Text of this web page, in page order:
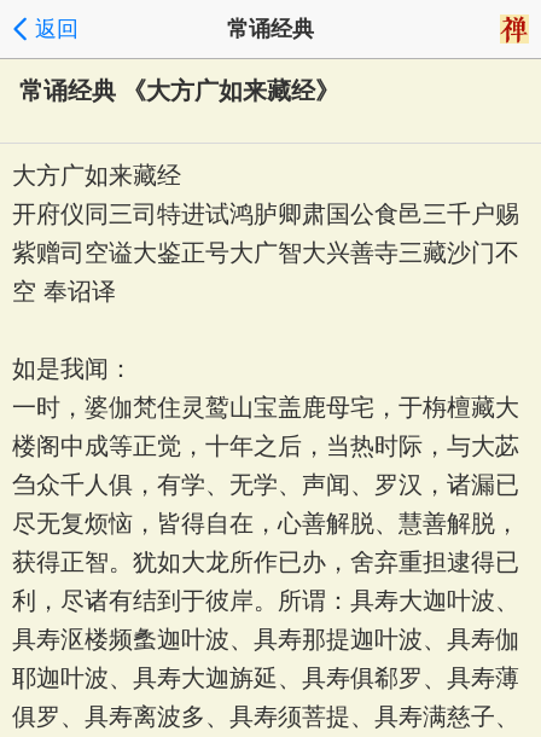
返回 常诵经典
常诵经典 《大方广如来藏经》
大方广如来藏经
开府仪同三司特进试鸿胪卿肃国公食邑三千户赐
紫赠司空谥大鉴正号大广智大兴善寺三藏沙门不
空 奉诏译
如是我闻：
一时，婆伽梵住灵鹫山宝盖鹿母宅，于栴檀藏大
楼阁中成等正觉，十年之后，当热时际，与大苾
刍众千人俱，有学、无学、声闻、罗汉，诸漏已
尽无复烦恼，皆得自在，心善解脱、慧善解脱，
获得正智。犹如大龙所作已办，舍弃重担逮得已
利，尽诸有结到于彼岸。所谓：具寿大迦叶波、
具寿沤楼频䗍迦叶波、具寿那提迦叶波、具寿伽
耶迦叶波、具寿大迦旃延、具寿俱郗罗、具寿薄
俱罗、具寿离波多、具寿须菩提、具寿满慈子、